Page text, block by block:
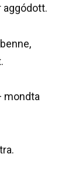
aggódott.
mondta